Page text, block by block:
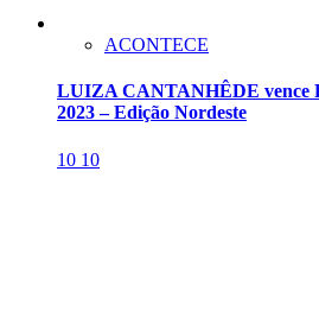
ACONTECE
LUIZA CANTANHÊDE vence
2023 – Edição Nordeste
10 10